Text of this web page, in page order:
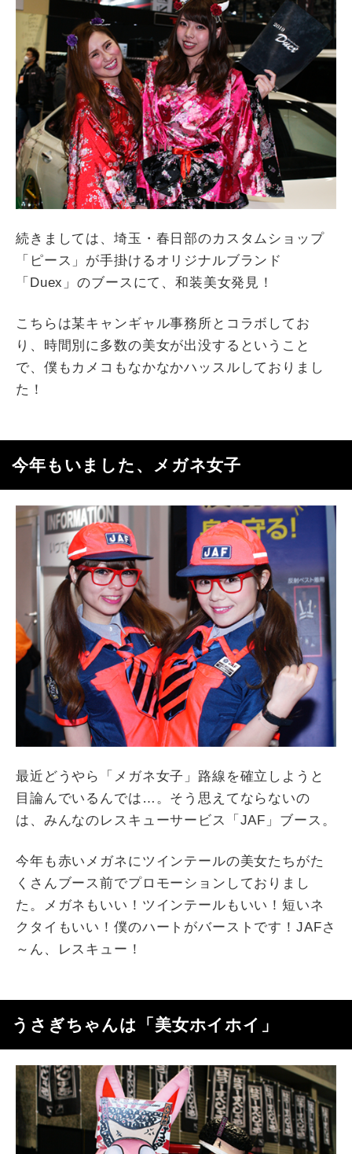
続きましては、埼玉・春日部のカスタムショップ
「ピース」が手掛けるオリジナルブランド
「Duex」のブースにて、和装美女発見！
こちらは某キャンギャル事務所とコラボしてお
り、時間別に多数の美女が出没するということ
で、僕もカメコもなかなかハッスルしておりまし
た！
今年もいました、メガネ女子
最近どうやら「メガネ女子」路線を確立しようと
目論んでいるんでは…。そう思えてならないの
は、みんなのレスキューサービス「JAF」ブース。
今年も赤いメガネにツインテールの美女たちがた
くさんブース前でプロモーションしておりまし
た。メガネもいい！ツインテールもいい！短いネ
クタイもいい！僕のハートがバーストです！JAFさ
～ん、レスキュー！
うさぎちゃんは「美女ホイホイ」